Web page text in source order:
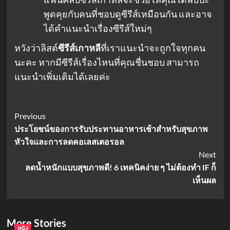
พูดคุยกับคนที่ชอบดูซีรีส์เหมือนกัน และอาจ
ได้คำแนะนำเรื่องซีรีส์ใหม่ๆ
หวังว่าลิสต์ซีรีส์เกาหลีที่เราแนะนำจะถูกใจทุกคน
นะคะ หากมีซีรีส์เรื่องไหนที่คุณชื่นชอบ สามารถ
แนะนำเพิ่มเติมได้เลยค่ะ
Post
Navigation
Previous
ประโยชน์ของการรับประทานอาหารเช้าสำหรับสุขภาพ
หัวใจและการลดคอเลสเตอรอล
Next
ลดน้ำหนักแบบสุขภาพดี! 6 เทคนิคง่าย ๆ ไม่ต้องทำ IF ก็
เห็นผล
More Stories
หนัง